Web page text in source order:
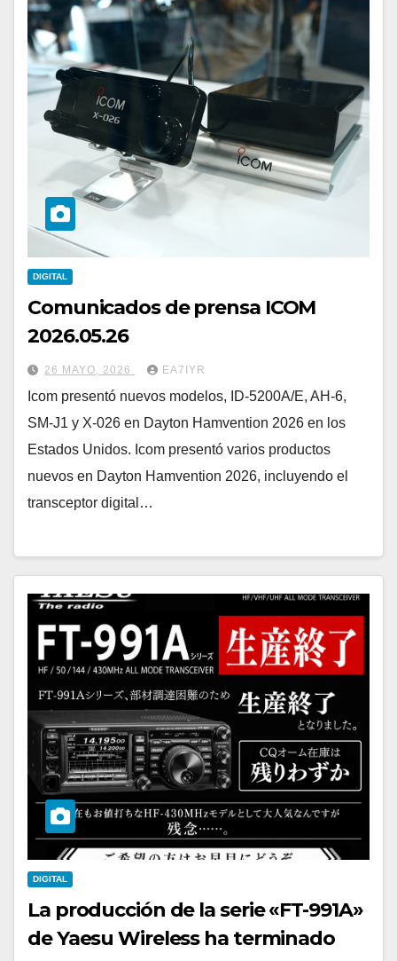
DIGITAL
Comunicados de prensa ICOM
2026.05.26
26 MAYO, 2026 EA7IYR
Icom presentó nuevos modelos, ID-5200A/E, AH-6,
SM-J1 y X-026 en Dayton Hamvention 2026 en los
Estados Unidos. Icom presentó varios productos
nuevos en Dayton Hamvention 2026, incluyendo el
transceptor digital…
DIGITAL
La producción de la serie «FT-991A»
de Yaesu Wireless ha terminado